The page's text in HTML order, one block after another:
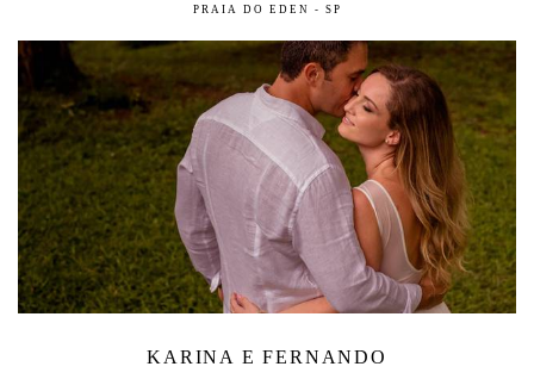
PRAIA DO EDEN - SP
KARINA E FERNANDO